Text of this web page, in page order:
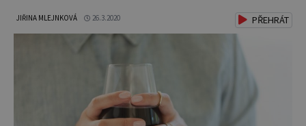
JIŘINA MLEJNKOVÁ 26.3.2020 PŘEHRÁT